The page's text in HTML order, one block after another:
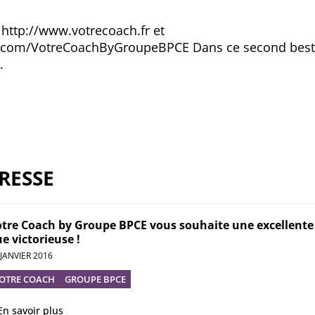
www.votrecoach.fr et
VotreCoachByGroupeBPCE Dans ce second
Coach by Groupe BPCE vous souhaite une
victorieuse !
2016
COACH GROUPE BPCE
savoir plus